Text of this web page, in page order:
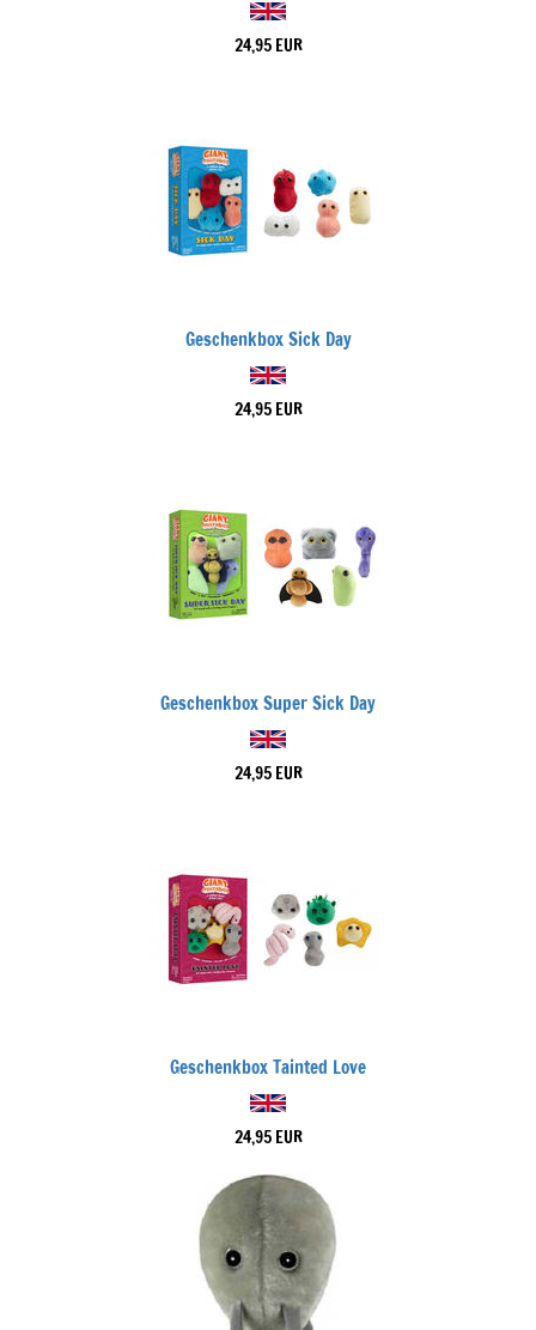
24,95 EUR
Geschenkbox Sick Day
24,95 EUR
Geschenkbox Super Sick Day
24,95 EUR
Geschenkbox Tainted Love
24,95 EUR